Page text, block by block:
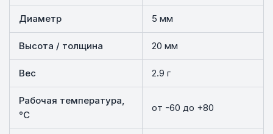
Диаметр 5 мм
Высота / толщина 20 мм
Вес 2.9 г
Рабочая температура,
°C
от -60 до +80